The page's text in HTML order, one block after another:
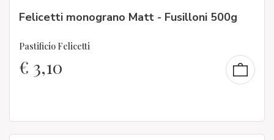
Felicetti monograno Matt - Fusilloni 500g
Pastificio Felicetti
€ 3,10